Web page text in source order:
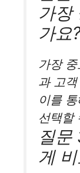
가장
가요
가장
과 고
이를
선택할
질문
게